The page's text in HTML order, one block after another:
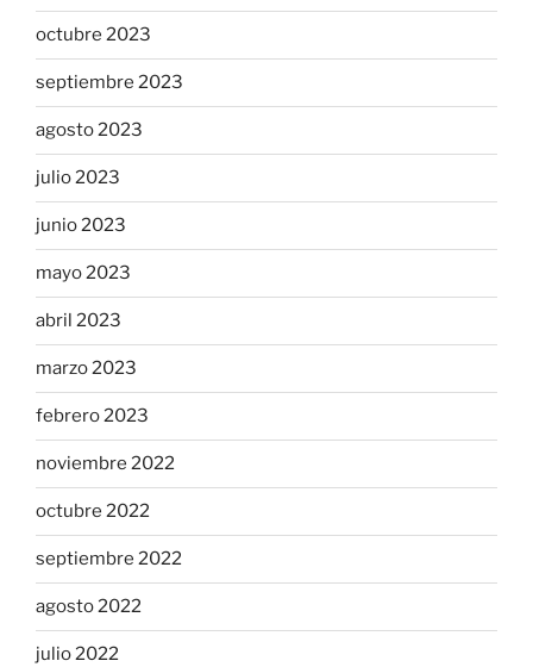
octubre 2023
septiembre 2023
agosto 2023
julio 2023
junio 2023
mayo 2023
abril 2023
marzo 2023
febrero 2023
noviembre 2022
octubre 2022
septiembre 2022
agosto 2022
julio 2022